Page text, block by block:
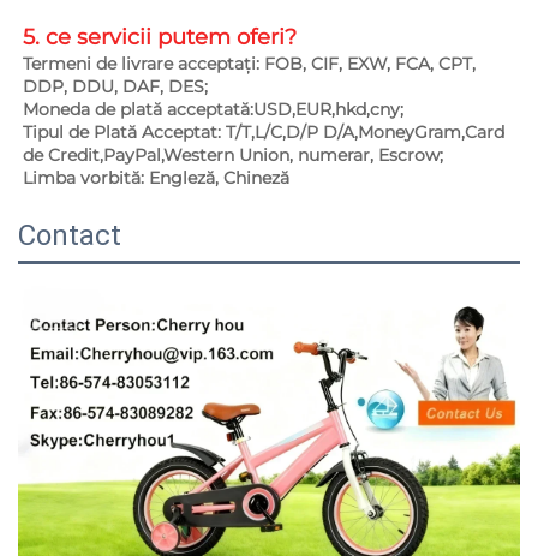
5. ce servicii putem oferi?
Termeni de livrare acceptați: FOB, CIF, EXW, FCA, CPT,
DDP, DDU, DAF, DES;
Moneda de plată acceptată:USD,EUR,hkd,cny;
Tipul de Plată Acceptat: T/T,L/C,D/P D/A,MoneyGram,Card
de Credit,PayPal,Western Union, numerar, Escrow;
Limba vorbită: Engleză, Chineză
Contact